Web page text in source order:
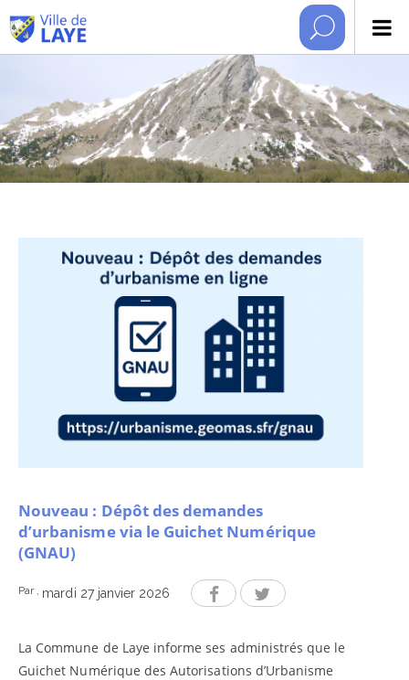
Nouveau : Dépôt des demandes
d’urbanisme via le Guichet Numérique
(GNAU)
Par , mardi 27 janvier 2026
La Commune de Laye informe ses administrés que le
Guichet Numérique des Autorisations d’Urbanisme